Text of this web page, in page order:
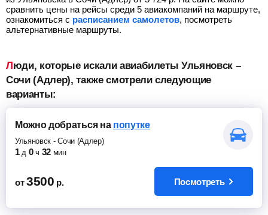
сравнить цены на рейсы среди 5 авиакомпаний на маршруте,
ознакомиться с расписанием самолетов, посмотреть
альтернативные маршруты.
Люди, которые искали авиабилеты Ульяновск –
Сочи (Адлер), также смотрели следующие
варианты:
Можно добратьсяна попутке
Ульяновск -Сочи (Адлер)
1 д 0 ч 32 мин
от 3500 р. Посмотреть